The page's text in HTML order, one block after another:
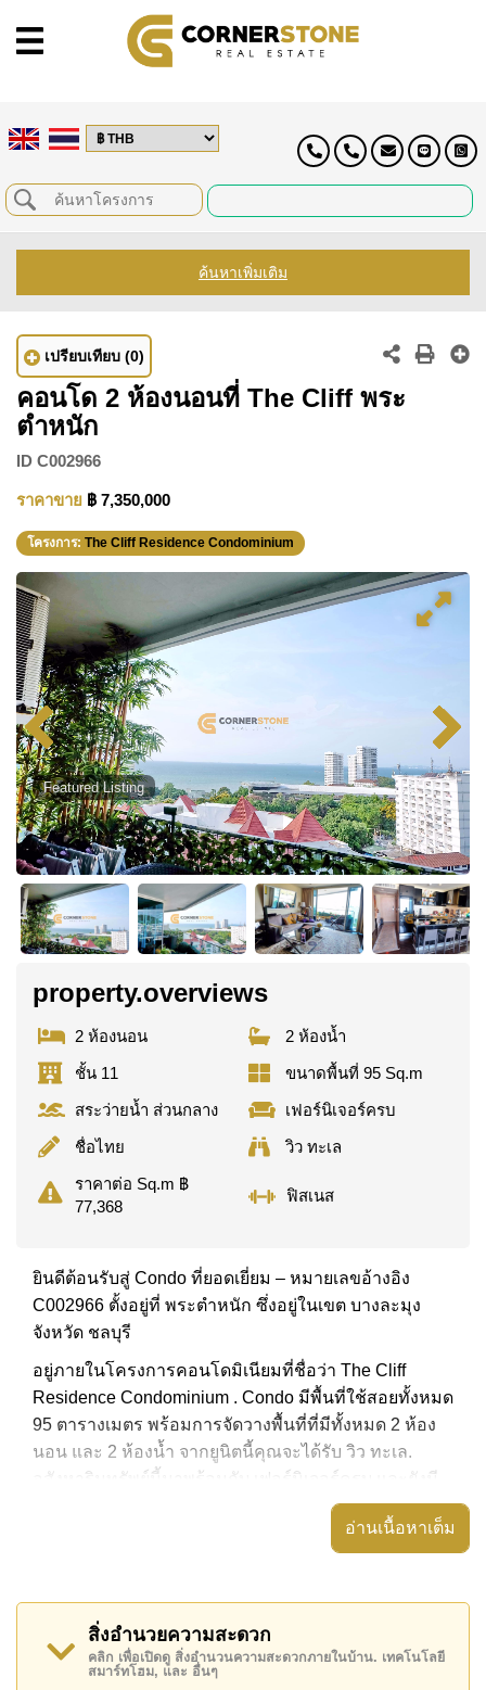
ค้นหาเพิ่มเติม
เปรียบเทียบ (0)
คอนโด 2 ห้องนอนที่ The Cliff พระ
ตำหนัก
ID C002966
ราคาขาย ฿ 7,350,000
โครงการ: The Cliff Residence Condominium
Featured Listing
property.overviews
2 ห้องนอน
2 ห้องน้ำ
ชั้น 11
ขนาดพื้นที่ 95 Sq.m
สระว่ายน้ำ ส่วนกลาง
เฟอร์นิเจอร์ครบ
ชื่อไทย
วิว ทะเล
ราคาต่อ Sq.m ฿
77,368
ฟิสเนส
ยินดีต้อนรับสู่ Condo ที่ยอดเยี่ยม – หมายเลขอ้างอิง
C002966 ตั้งอยู่ที่ พระตำหนัก ซึ่งอยู่ในเขต บางละมุง
จังหวัด ชลบุรี
อยู่ภายในโครงการคอนโดมิเนียมที่ชื่อว่า The Cliff
Residence Condominium . Condo มีพื้นที่ใช้สอยทั้งหมด
95 ตารางเมตร พร้อมการจัดวางพื้นที่ที่มีทั้งหมด 2 ห้อง
นอน และ 2 ห้องน้ำ จากยูนิตนี้คุณจะได้รับ วิว ทะเล.
อสังหาริมทรัพย์นี้มาพร้อมกับ เฟอร์นิเจอร์ครบ และยังมี
อสังหาริมทรัพย์นี้สามารถใช้ สระว่ายน้ำ ส่วนกลาง ได้
สะดวกส่วนกลาง ได้แก่ สไลเดอร์, ฟิสเนส, สนามเด็กเล่น,
รปภ.24ชม.
สถานที่สำคัญใกล้ The Cliff Residence Condominium
อ่านเนื้อหาเต็ม
สิ่งอำนวยความสะดวก
คลิก เพื่อเปิดดู สิ่งอำนวนความสะดวกภายในบ้าน. เทคโนโลยี
สมาร์ทโฮม, และ อื่นๆ